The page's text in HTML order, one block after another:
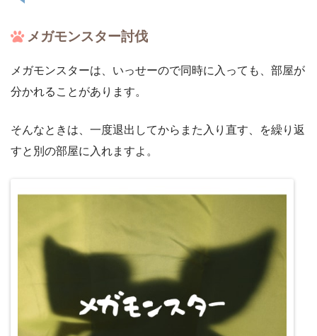
メガモンスター討伐
メガモンスターは、いっせーので同時に入っても、部屋が
分かれることがあります。
そんなときは、一度退出してからまた入り直す、を繰り返
すと別の部屋に入れますよ。